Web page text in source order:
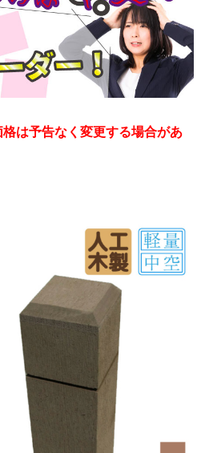
は予告なく変更する場合があ